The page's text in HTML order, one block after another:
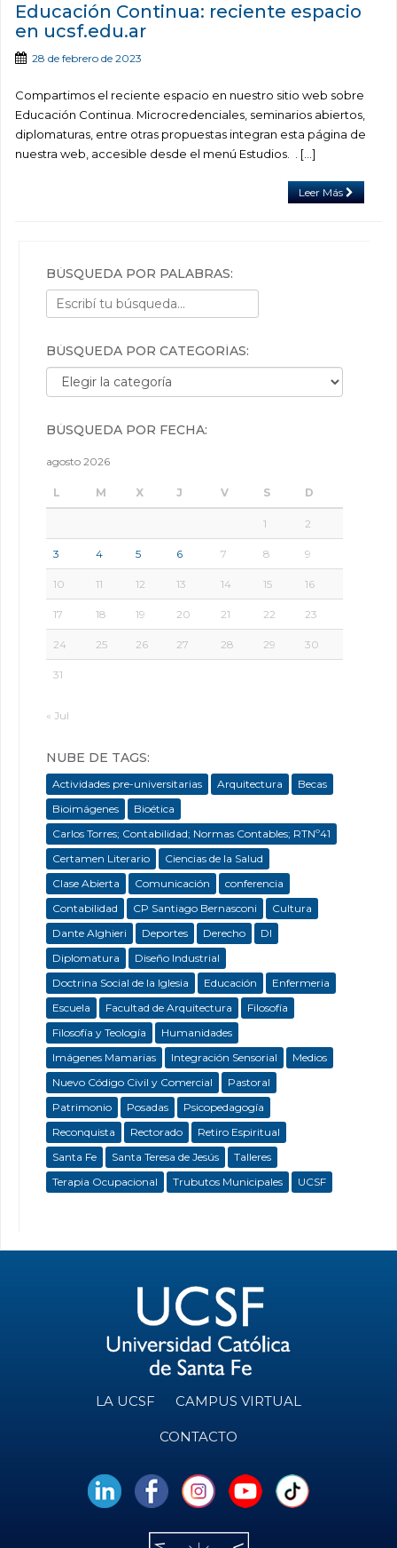
Educación Continua: reciente espacio
en ucsf.edu.ar
28 de febrero de 2023
Compartimos el reciente espacio en nuestro sitio web sobre
Educación Continua. Microcredenciales, seminarios abiertos,
diplomaturas, entre otras propuestas integran esta página de
nuestra web, accesible desde el menú Estudios. . […]
Leer Más
BÚSQUEDA POR PALABRAS:
BÚSQUEDA POR CATEGORÍAS:
Búsqueda por categorías:
BÚSQUEDA POR FECHA:
agosto 2026
L M X J V S D
1 2
3 4 5 6 7 8 9
10 11 12 13 14 15 16
17 18 19 20 21 22 23
24 25 26 27 28 29 30
31
« Jul
NUBE DE TAGS:
Actividades pre-universitarias Arquitectura
Becas
Bioimágenes
Bioética
Carlos Torres; Contabilidad; Normas Contables; RTNº41
Certamen Literario
Ciencias de la Salud
Clase Abierta
Comunicación
conferencia
Contabilidad
CP Santiago Bernasconi
Cultura
Dante Alghieri
Deportes Derecho
DI
Diplomatura
Diseño Industrial
Doctrina Social de la Iglesia
Educación
Enfermeria
Escuela
Facultad de Arquitectura
Filosofía
Filosofía y Teología
Humanidades
Imágenes Mamarias
Integración Sensorial
Medios
Nuevo Código Civil y Comercial
Pastoral
Patrimonio
Posadas
Psicopedagogía
Reconquista
Rectorado
Retiro Espiritual
Santa Fe
Santa Teresa de Jesús
Talleres
Terapia Ocupacional
Trubutos Municipales UCSF
LA UCSF CAMPUS VIRTUAL
CONTACTO